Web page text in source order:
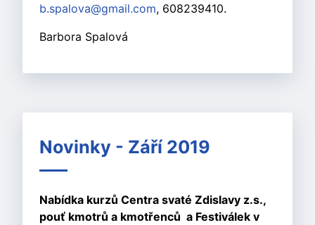
b.spalova@gmail.com, 608239410.
Barbora Spalová
Novinky - Září 2019
Nabídka kurzů Centra svaté Zdislavy z.s.,
pouť kmotrů a kmotřenců a Festiválek v